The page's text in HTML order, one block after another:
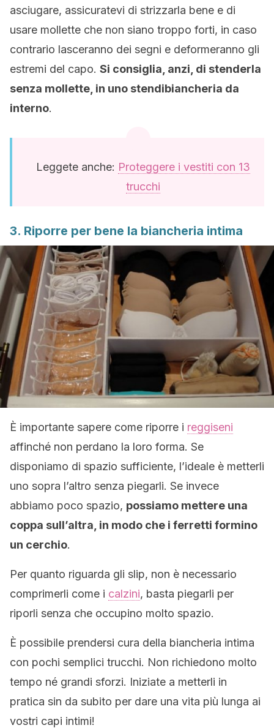
asciugare, assicuratevi di strizzarla bene e di
usare mollette che non siano troppo forti, in caso
contrario lasceranno dei segni e deformeranno gli
estremi del capo. Si consiglia, anzi, di stenderla
senza mollette, in uno stendibiancheria da
interno.
Leggete anche: Proteggere i vestiti con 13
trucchi
3. Riporre per bene la biancheria intima
È importante sapere come riporre i reggiseni
affinché non perdano la loro forma. Se
disponiamo di spazio sufficiente, l’ideale è metterli
uno sopra l’altro senza piegarli. Se invece
abbiamo poco spazio, possiamo mettere una
coppa sull’altra, in modo che i ferretti formino
un cerchio.
Per quanto riguarda gli slip, non è necessario
comprimerli come i calzini, basta piegarli per
riporli senza che occupino molto spazio.
È possibile prendersi cura della biancheria intima
con pochi semplici trucchi. Non richiedono molto
tempo né grandi sforzi. Iniziate a metterli in
pratica sin da subito per dare una vita più lunga ai
vostri capi intimi!